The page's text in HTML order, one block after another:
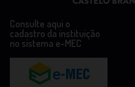
Consulte aqui o
cadastro da instituição
no sistema e-MEC